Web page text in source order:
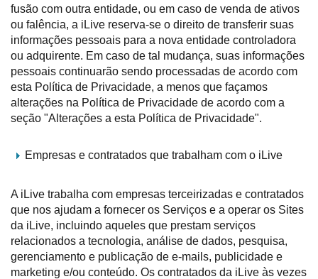
fusão com outra entidade, ou em caso de venda de ativos
ou falência, a iLive reserva-se o direito de transferir suas
informações pessoais para a nova entidade controladora
ou adquirente. Em caso de tal mudança, suas informações
pessoais continuarão sendo processadas de acordo com
esta Política de Privacidade, a menos que façamos
alterações na Política de Privacidade de acordo com a
seção "Alterações a esta Política de Privacidade".
Empresas e contratados que trabalham com o iLive
A iLive trabalha com empresas terceirizadas e contratados
que nos ajudam a fornecer os Serviços e a operar os Sites
da iLive, incluindo aqueles que prestam serviços
relacionados a tecnologia, análise de dados, pesquisa,
gerenciamento e publicação de e-mails, publicidade e
marketing e/ou conteúdo. Os contratados da iLive às vezes